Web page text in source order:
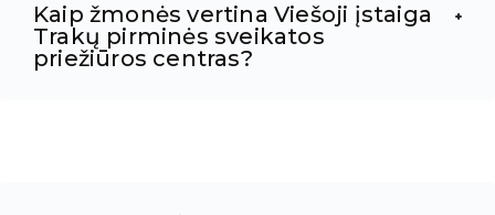
Kaip žmonės vertina Viešoji įstaiga
Trakų pirminės sveikatos
priežiūros centras?